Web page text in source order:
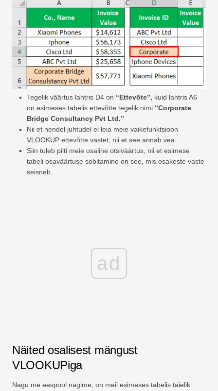
Tegelik väärtus lahtris D4 on “Ettevõte”, kuid lahtris A6
on esimeses tabelis ettevõtte tegelik nimi “Corporate
Bridge Consultancy Pvt Ltd.”
Nii et nendel juhtudel ei leia meie vaikefunktsioon
VLOOKUP ettevõtte vastet, nii et see annab vea.
Siin tuleb pilti meie osaline otsiväärtus, nii et esimese
tabeli osaväärtuse sobitamine on see, mis osakeste vaste
seisneb.
ad
Näited osalisest mängust
VLOOKUPiga
Nagu me eespool nägime, on meil esimeses tabelis täielik